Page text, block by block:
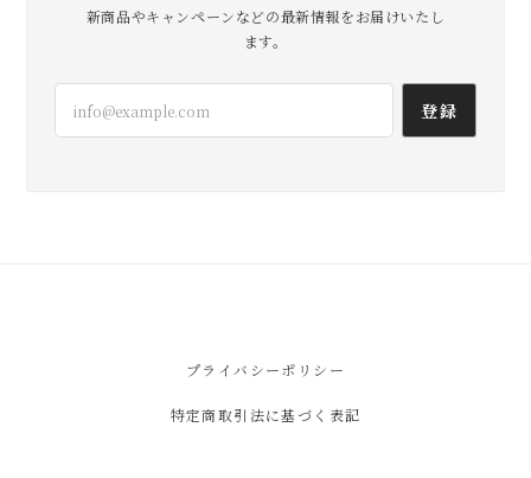
新商品やキャンペーンなどの最新情報をお届けいたし
ます。
登録
プライバシーポリシー
特定商取引法に基づく表記